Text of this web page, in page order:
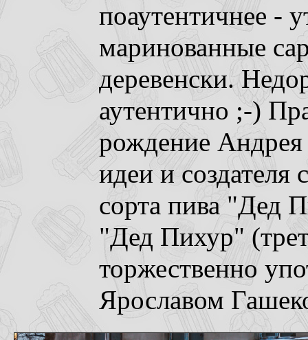
поаутентичнее -
маринованные
деревенски.
аутентично ;-)
рождение
идеи и создателя
сорта пива "Дед
"Дед Пихур"
торжественно
Ярославом